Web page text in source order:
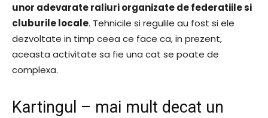
unor adevarate raliuri organizate de federatiile si
cluburile locale. Tehnicile si regulile au fost si ele
dezvoltate in timp ceea ce face ca, in prezent,
aceasta activitate sa fie una cat se poate de
complexa.
Kartingul – mai mult decat un